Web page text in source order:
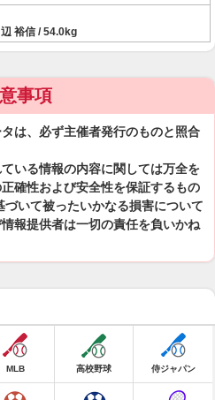
裕信 / 54.0kg
事項
は、必ず主催者発行のものと照合
いる情報の内容に関しては万全を
確性および安全性を保証するもの
いて被ったいかなる損害について
報提供者は一切の責任を負いかね
MLB 高校野球 侍ジャパン